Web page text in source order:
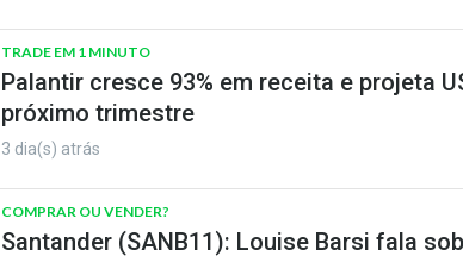
TRADE EM 1 MINUTO
Palantir cresce 93% em receita e projeta
próximo trimestre
3 dia(s) atrás
COMPRAR OU VENDER?
Santander (SANB11): Louise Barsi fala